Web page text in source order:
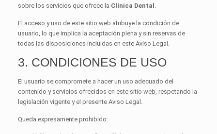
sobre los servicios que ofrece la Clínica Dental .
El acceso y uso de este sitio web atribuye la condición de
usuario, lo que implica la aceptación plena y sin reservas de
todas las disposiciones incluidas en este Aviso Legal.
3. CONDICIONES DE USO
El usuario se compromete a hacer un uso adecuado del
contenido y servicios ofrecidos en este sitio web, respetando la
legislación vigente y el presente Aviso Legal.
Queda expresamente prohibido: